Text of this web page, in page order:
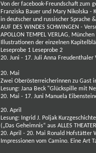
Von der facebook-Freundschaft zum
Franziska Bauer und Mary Nikolska -
in deutscher und russischer Sprache
AUF DES WINDES SCHWINGEN -
APOLLON TEMPEL VERLAG, München
Illustrationen der einzelnen
Leseprobe 1 Leseprobe 2
20. Juni - 17. Juli Anna Freudenthaler
20. Mai
Zwei Oberösterreicherinnen zu Gast
Lesung: Jana Beck "Glückspille mit
20. Mai - 17. Juni Manuela
20. April
Lesung: Ingrid J. Poljak
(„Das Geheimnis“ aus ALLES
20. April - 20. Mai Ronald Hofstätter
Impressionen vom Camino. Eine Art